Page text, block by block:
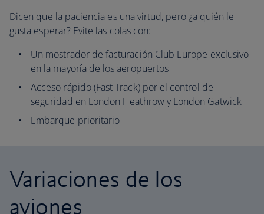
Dicen que la paciencia es una virtud, pero ¿a quién le
gusta esperar? Evite las colas con:
Un mostrador de facturación Club Europe exclusivo
en la mayoría de los aeropuertos
Acceso rápido (Fast Track) por el control de
seguridad en London Heathrow y London Gatwick
Embarque prioritario
Variaciones de los
aviones